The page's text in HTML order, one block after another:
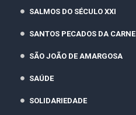
SALMOS DO SÉCULO XXI
SANTOS PECADOS DA CARNE
SÃO JOÃO DE AMARGOSA
SAÚDE
SOLIDARIEDADE